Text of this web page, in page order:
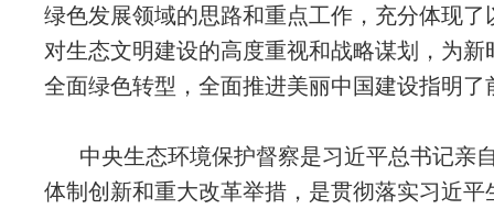
绿色发展领域的思路和重点工作，充分体现
对生态文明建设的高度重视和战略谋划，为
全面绿色转型，全面推进美丽中国建设指明了
中央生态环境保护督察是习近平总书记亲
体制创新和重大改革举措，是贯彻落实习近